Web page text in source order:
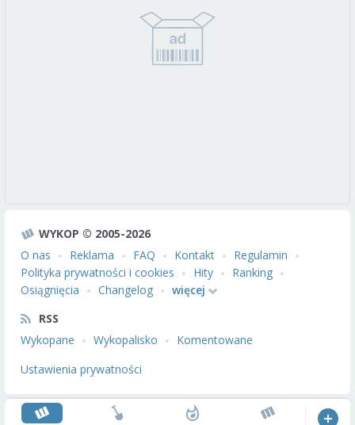
WYKOP © 2005-2026
O nas
Reklama FAQ Kontakt
Regulamin
Polityka prywatności i cookies
Hity
Ranking
Osiągnięcia
Changelog
więcej
RSS
Wykopane
Wykopalisko
Komentowane
Ustawienia prywatności